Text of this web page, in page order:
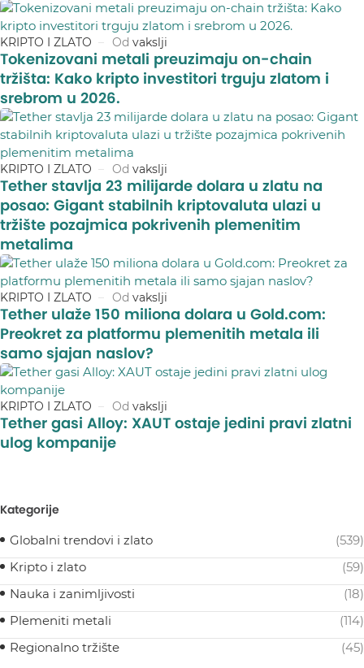
KRIPTO I ZLATO Od vakslji
Tokenizovani metali preuzimaju on-chain
tržišta: Kako kripto investitori trguju zlatom i
srebrom u 2026.
KRIPTO I ZLATO Od vakslji
Tether stavlja 23 milijarde dolara u zlatu na
posao: Gigant stabilnih kriptovaluta ulazi u
tržište pozajmica pokrivenih plemenitim
metalima
KRIPTO I ZLATO Od vakslji
Tether ulaže 150 miliona dolara u Gold.com:
Preokret za platformu plemenitih metala ili
samo sjajan naslov?
KRIPTO I ZLATO Od vakslji
Tether gasi Alloy: XAUT ostaje jedini pravi zlatni
ulog kompanije
Kategorije
Globalni trendovi i zlato
(539)
Kripto i zlato
(59)
Nauka i zanimljivosti
(18)
Plemeniti metali
(114)
Regionalno tržište
(45)